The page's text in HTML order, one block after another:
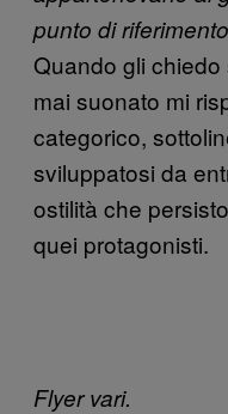
punto di
Quando gli
mai suonato mi
categorico,
sviluppatosi da
ostilità che
quei protagonisti.
Flyer vari.